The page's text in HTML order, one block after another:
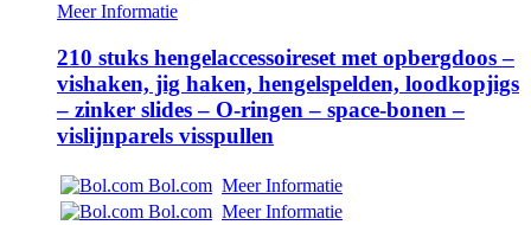
Meer Informatie
210 stuks hengelaccessoireset met opbergdoos –
vishaken, jig haken, hengelspelden, loodkopjigs
– zinker slides – O-ringen – space-bonen –
vislijnparels visspullen
Bol.com Meer Informatie
Bol.com Meer Informatie